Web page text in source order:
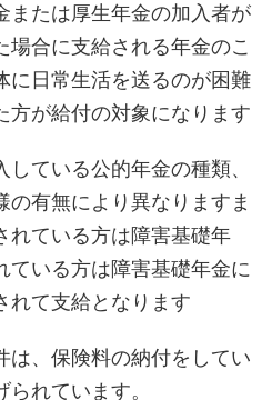
または厚生年金の加入者が
場合に支給される年金のこ
に日常生活を送るのが困難
方が給付の対象になります
ている公的年金の種類、
の有無により異なりますま
れている方は障害基礎年
ている方は障害基礎年金に
れて支給となります
は、保険料の納付をしてい
れています。